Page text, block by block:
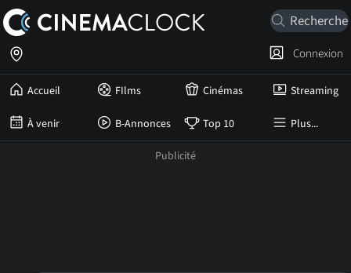
Accueil FIlms Cinémas Streaming
À venir B-Annonces Top 10 Plus...
Connexion